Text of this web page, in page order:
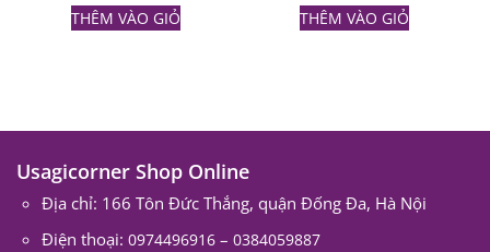
THÊM VÀO GIỎ THÊM VÀO GIỎ
Usagicorner Shop Online
Địa chỉ: 166 Tôn Đức Thắng, quận Đống Đa, Hà Nội
Điện thoại: 0974496916 – 0384059887